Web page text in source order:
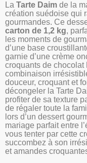
La Tarte Daim de la
création suédoise qui
gourmandes. Ce
carton de 1,2 kg,
les moments de
d’une base
garnie d’une crème
croquants de chocolat
combinaison
douceur, croquant et
décongeler la Tarte
profiter de sa texture
de régaler toute la
lors d’un dessert
mariage parfait entre
vous tenter par cette
succombez à son
et amandes